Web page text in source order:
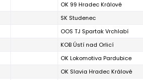
OK 99 Hradec Králové
SK Studenec
OOS TJ Spartak Vrchlabí
KOB Ústí nad Orlicí
OK Lokomotiva Pardubice
OK Slavia Hradec Králové